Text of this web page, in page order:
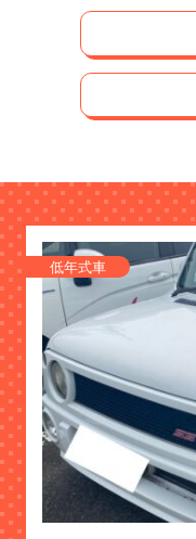
低年式車